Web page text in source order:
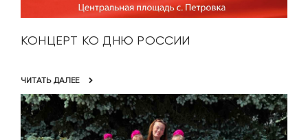
КОНЦЕРТ КО ДНЮ РОССИИ
ЧИТАТЬ ДАЛЕЕ